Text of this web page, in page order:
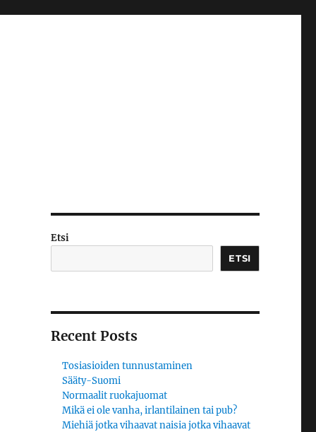
Etsi
ETSI
Recent Posts
Tosiasioiden tunnustaminen
Sääty-Suomi
Normaalit ruokajuomat
Mikä ei ole vanha, irlantilainen tai pub?
Miehiä jotka vihaavat naisia jotka vihaavat